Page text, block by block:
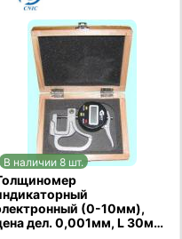
В наличии 8 шт.
(0-10мм),
дел. 0,001мм, L 30мм